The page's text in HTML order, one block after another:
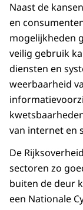
Naast de
en
mogelijkheden
veilig gebruik
diensten en
weerbaarheid
van internet en
De
sectoren zo
buiten de deur
een Nationale